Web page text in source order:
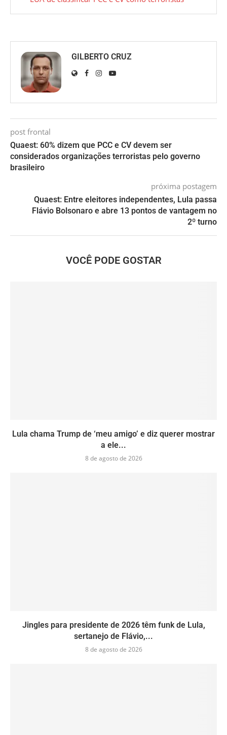
GILBERTO CRUZ
post frontal
Quaest: 60% dizem que PCC e CV devem ser
considerados organizações terroristas pelo governo
brasileiro
próxima postagem
Quaest: Entre eleitores independentes, Lula passa
Flávio Bolsonaro e abre 13 pontos de vantagem no
2º turno
VOCÊ PODE GOSTAR
Lula chama Trump de ‘meu amigo’ e diz querer mostrar
a ele...
8 de agosto de 2026
Jingles para presidente de 2026 têm funk de Lula,
sertanejo de Flávio,...
8 de agosto de 2026